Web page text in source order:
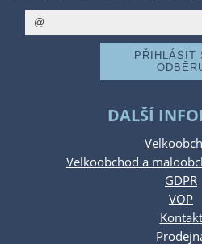
DALŠÍ
Velkoobchod a
GDPR
VOP
Kontakt